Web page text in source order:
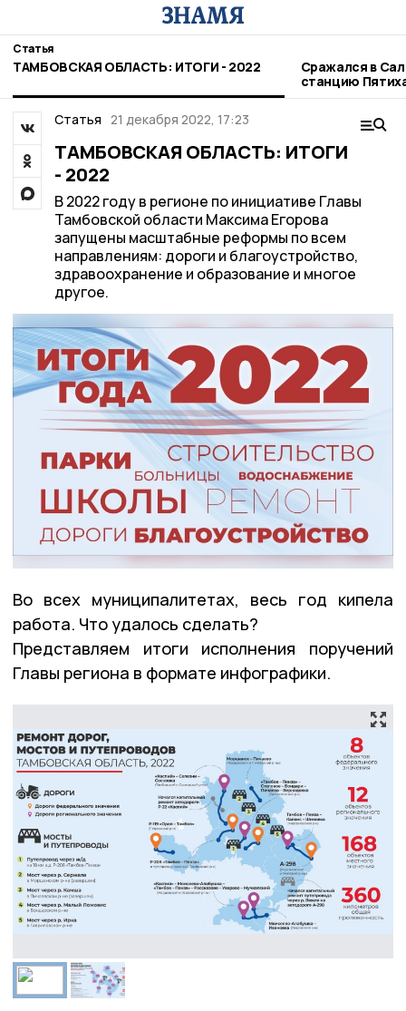
Статья
ТАМБОВСКАЯ ОБЛАСТЬ: ИТОГИ - 2022
Сражался в
станцию
Статья 21 декабря 2022, 17:23
ТАМБОВСКАЯ ОБЛАСТЬ: ИТОГИ
- 2022
В 2022 году в регионе по инициативе Главы
Тамбовской области Максима Егорова
запущены масштабные реформы по всем
направлениям: дороги и благоустройство,
здравоохранение и образование и многое
другое.
Во всех муниципалитетах, весь год кипела
работа. Что удалось сделать?
Представляем итоги исполнения поручений
Главы региона в формате инфографики.